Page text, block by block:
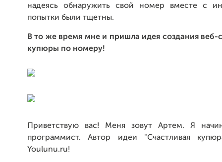
надеясь обнаружить свой номер вместе с
попытки были тщетны.
В то же время мне и пришла идея создания веб-
купюры по номеру!
Приветствую вас! Меня зовут Артем. Я
программист. Автор идеи "Счастливая
Youlunu.ru!